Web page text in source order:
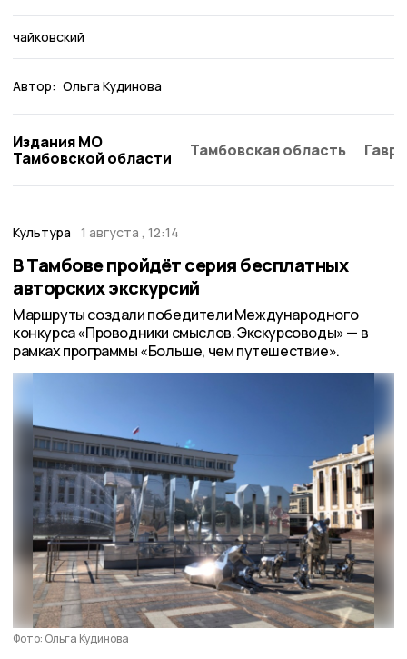
чайковский
Автор: Ольга Кудинова
Издания МО
Тамбовской области
Тамбовская область
Культура 1 августа , 12:14
В Тамбове пройдёт серия бесплатных
авторских экскурсий
Маршруты создали победители Международного
конкурса «Проводники смыслов. Экскурсоводы» — в
рамках программы «Больше, чем путешествие».
Фото: Ольга Кудинова